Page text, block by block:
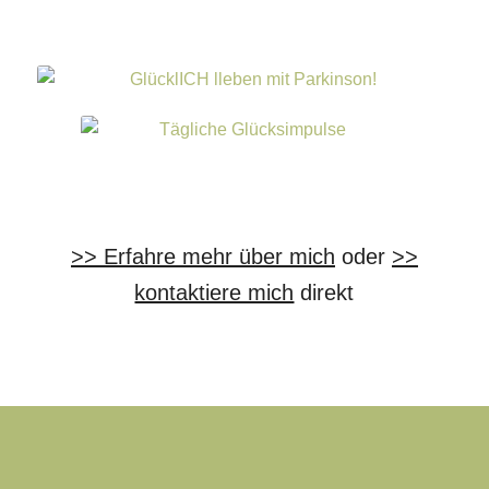
>> Erfahre mehr über mich oder >>
kontaktiere mich direkt